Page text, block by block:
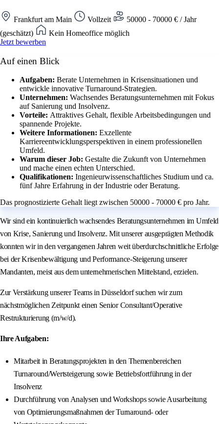
Frankfurt am Main Vollzeit
50000 - 70000 € / Jahr
(geschätzt)
Kein Homeoffice möglich
Jetzt bewerben
Auf einen Blick
Aufgaben: Berate Unternehmen in Krisensituationen und
entwickle innovative Turnaround-Strategien.
Unternehmen: Wachsendes Beratungsunternehmen mit Fokus
auf Sanierung und Insolvenz.
Vorteile: Attraktives Gehalt, flexible Arbeitsbedingungen und
spannende Projekte.
Weitere Informationen: Exzellente
Karriereentwicklungsperspektiven in einem professionellen
Umfeld.
Warum dieser Job: Gestalte die Zukunft von Unternehmen
und mache einen echten Unterschied.
Qualifikationen: Ingenieurwissenschaftliches Studium und ca.
fünf Jahre Erfahrung in der Industrie oder Beratung.
Das prognostizierte Gehalt liegt zwischen 50000 - 70000 € pro Jahr.
Wir sind ein kontinuierlich wachsendes Beratungsunternehmen im Umfeld
von Krise, Sanierung und Insolvenz. Mit unserer ausgeprägten Methodik
konnten wir in den vergangenen Jahren weit überdurchschnittliche Erfolge
bei der Krisenbewältigung und Performance-Steigerung unserer
Mandanten, meist aus dem unternehmerischen Mittelstand, erzielen.
Zur Verstärkung unserer Teams in Düsseldorf suchen wir zum
nächstmöglichen Zeitpunkt einen Senior Consultant/Operative
Restrukturierung (m/w/d).
Ihre Aufgaben:
Mitarbeit in Beratungsprojekten in den Themenbereichen
Turnaround/Wertsteigerung sowie Betriebsfortführung in der
Insolvenz
Durchführung von Analysen und Workshops sowie Ausarbeitung
von Optimierungsmaßnahmen der Turnaround- oder